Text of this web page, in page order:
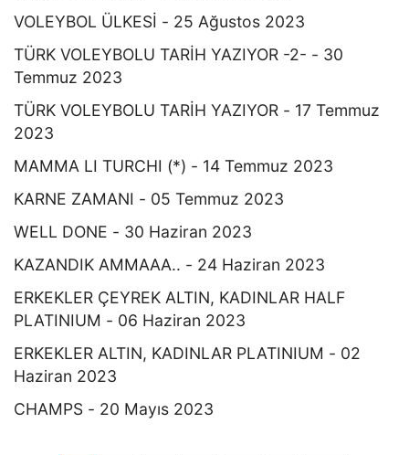
VOLEYBOL ÜLKESİ - 25 Ağustos 2023
TÜRK VOLEYBOLU TARİH YAZIYOR -2- - 30
Temmuz 2023
TÜRK VOLEYBOLU TARİH YAZIYOR - 17 Temmuz
2023
MAMMA LI TURCHI (*) - 14 Temmuz 2023
KARNE ZAMANI - 05 Temmuz 2023
WELL DONE - 30 Haziran 2023
KAZANDIK AMMAAA.. - 24 Haziran 2023
ERKEKLER ÇEYREK ALTIN, KADINLAR HALF
PLATINIUM - 06 Haziran 2023
ERKEKLER ALTIN, KADINLAR PLATINIUM - 02
Haziran 2023
CHAMPS - 20 Mayıs 2023